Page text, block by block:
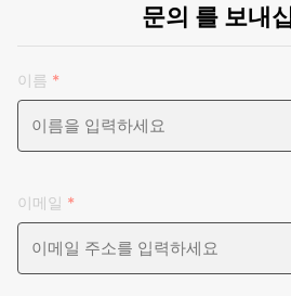
문의 를 보내
이름 *
이메일 *